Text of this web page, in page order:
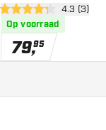
open
4.3 score sterren4.3 (3)
Op voorraad
79,95